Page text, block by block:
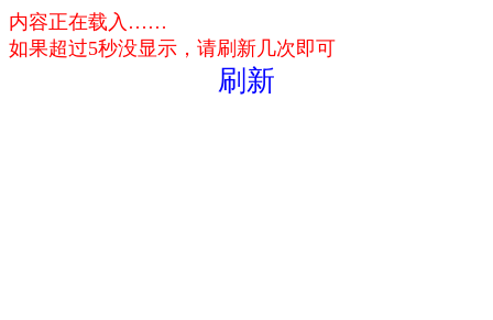
内容正在载入……
如果超过5秒没显示，请刷新几次即可
刷新